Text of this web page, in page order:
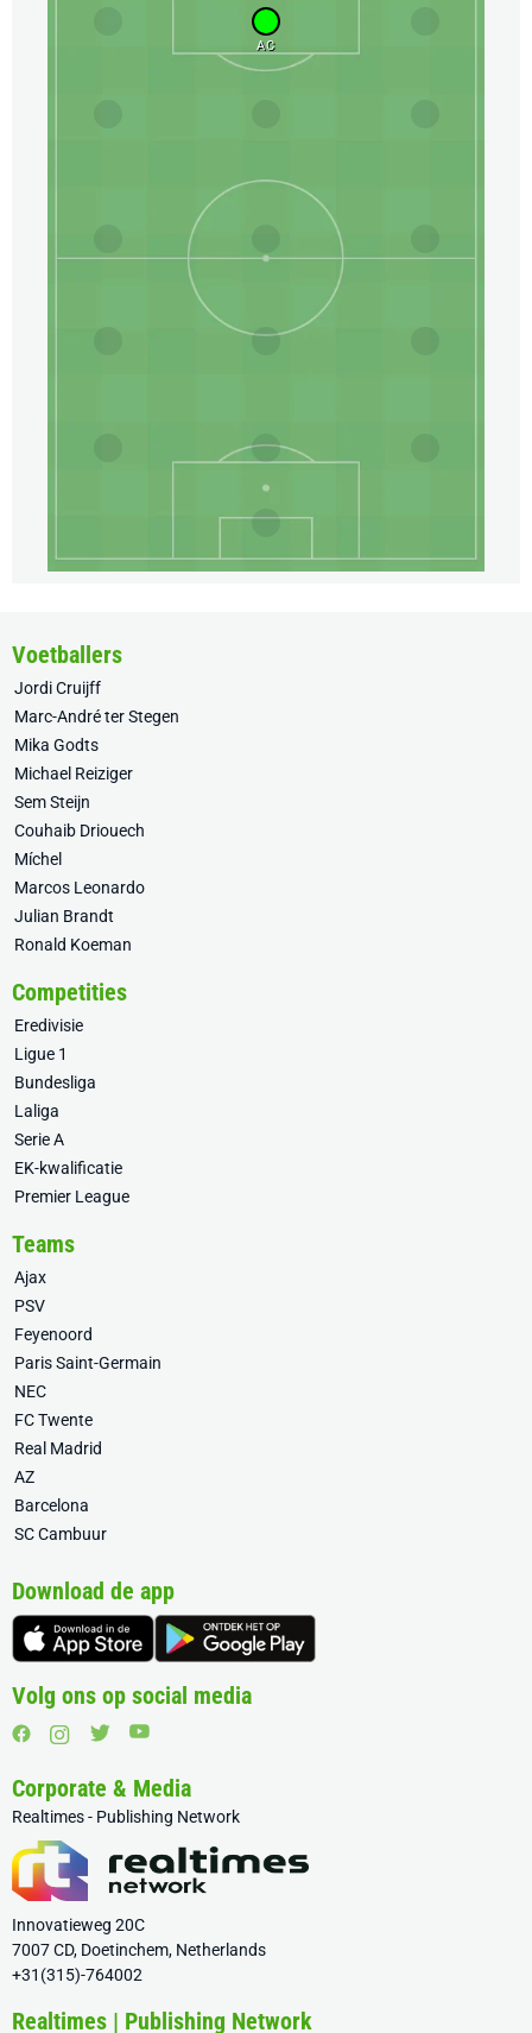
AC
Voetballers
Jordi Cruijff
Marc-André ter Stegen
Mika Godts
Michael Reiziger
Sem Steijn
Couhaib Driouech
Míchel
Marcos Leonardo
Julian Brandt
Ronald Koeman
Competities
Eredivisie
Ligue 1
Bundesliga
Laliga
Serie A
EK-kwalificatie
Premier League
Teams
Ajax
PSV
Feyenoord
Paris Saint-Germain
NEC
FC Twente
Real Madrid
AZ
Barcelona
SC Cambuur
Download de app
Volg ons op social media
Corporate & Media
Realtimes - Publishing Network
Innovatieweg 20C
7007 CD, Doetinchem, Netherlands
+31(315)-764002
Realtimes | Publishing Network